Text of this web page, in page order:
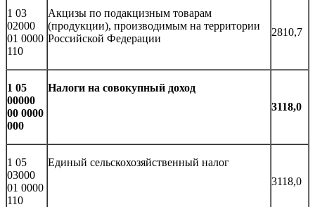
1 03
02000
01 0000
110
Акцизы по подакцизным товарам
(продукции), производимым на территории
Российской Федерации
2810,7
1 05
00000
00 0000
000
Налоги на совокупный доход
3118,0
1 05
03000
01 0000
110
Единый сельскохозяйственный налог
3118,0